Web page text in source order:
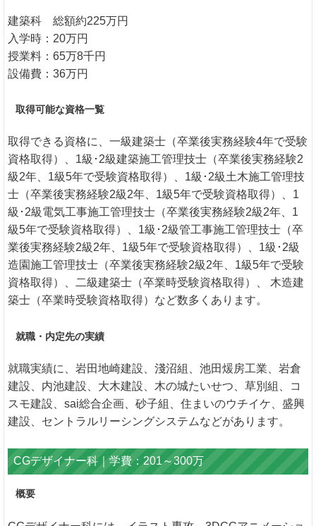
建築科 総額約225万円
入学時：20万円
授業料：65万8千円
設備費：36万円
取得可能な資格一覧
取得できる資格に、一級建築士（卒業後実務経験4年で受験
資格取得）、1級･2級建築施工管理技士（卒業後実務経験2
級2年、1級5年で受験資格取得）、1級･2級土木施工管理技
士（卒業後実務経験2級2年、1級5年で受験資格取得）、1
級･2級電気工事施工管理技士（卒業後実務経験2級2年、1
級5年で受験資格取得）、1級･2級管工事施工管理技士（卒
業後実務経験2級2年、1級5年で受験資格取得）、1級･2級
造園施工管理技士（卒業後実務経験2級2年、1級5年で受験
資格取得）、二級建築士（卒業時受験資格取得）、 木造建
築士（卒業時受験資格取得）など数多くあります。
就職・内定先の実績
就職実績に、岩田地崎建設、淺沼組、池田煖房工業、岩倉
建設、内池建設、大木建設、木の城たいせつ、草別組、コ
スモ建設、sai総合企画、砂子組、住まいのウチイケ、盛興
建設、セントラルリーシングシステムなどがあります。
CGデザイナー科｜学費：201～300万
概要